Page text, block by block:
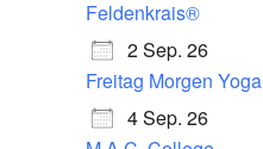
Feldenkrais®
2 Sep. 26
Freitag Morgen Yoga
4 Sep. 26